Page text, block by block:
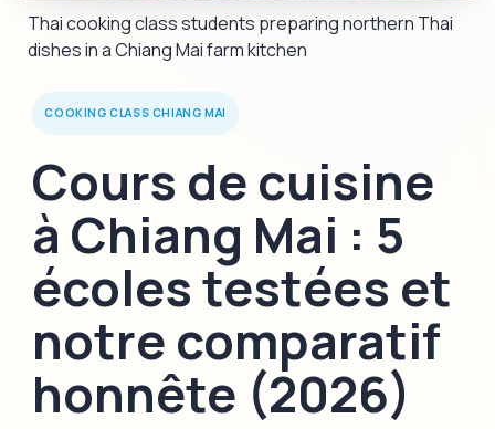
Thai cooking class students preparing northern Thai
dishes in a Chiang Mai farm kitchen
COOKING CLASS CHIANG MAI
Cours de cuisine
à Chiang Mai : 5
écoles testées et
notre comparatif
honnête (2026)